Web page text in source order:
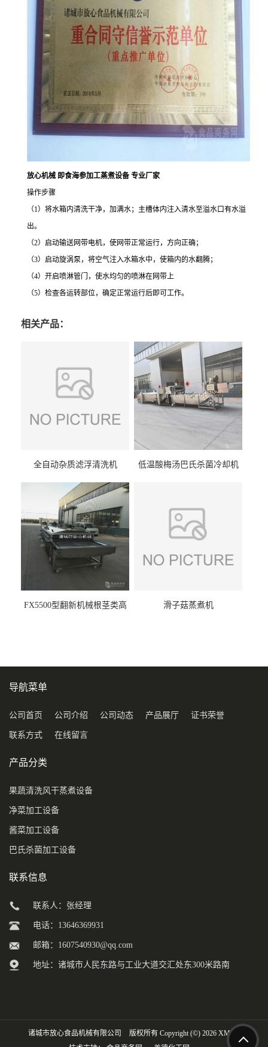
放心机械 即食海参加工蒸煮设备 专业厂家
操作步骤
（1）将水箱内清洗干净，加满水；主槽体内注入清水至溢水口有水溢
出。
（2）启动输送网带电机，使网带正常运行，方向正确；
（3）启动旋涡泵，将空气注入水箱水中，使箱内的水翻腾；
（4）开启喷淋管门，使水均匀的喷淋在网带上
（5）检查各运转部位，确定正常运行后即可工作。
相关产品：
全自动杂质滤浮清洗机 低温酸梅汤巴氏杀菌冷却机
FX5500型翻新机械根茎类高
滑子菇蒸煮机
导航菜单
公司首页 公司介绍 公司动态 产品展厅 证书荣誉
联系方式 在线留言
产品分类
果蔬清洗风干蒸煮设备
净菜加工设备
酱菜加工设备
巴氏杀菌加工设备
联系信息
联系人：张经理
电话：13646369931
邮箱： 1607540930@qq.com
地址：诸城市人民东路与工业大道交汇处东300米路南
诸城市放心食品机械有限公司 版权所有 Copyright (©) 2026 XML